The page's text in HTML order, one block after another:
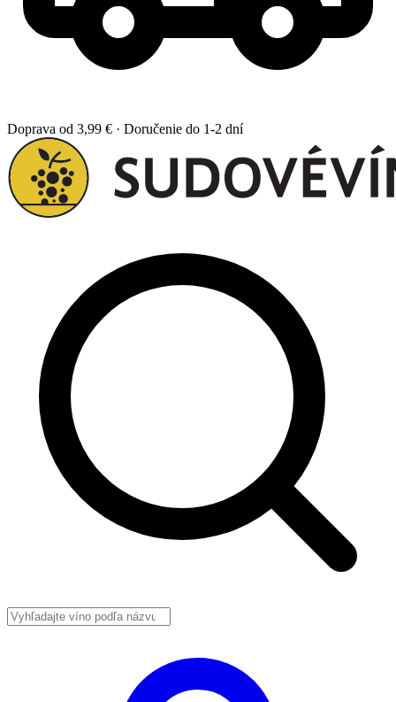
Doprava od 3,99 € · Doručenie do 1-2 dní